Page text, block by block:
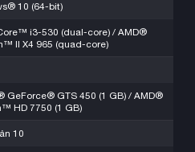
10 (64-bit)
i3-530 (dual-core) / AMD®
II X4 965 (quad-core)
GeForce® GTS 450 (1 GB) / AMD®
HD 7750 (1 GB)
10